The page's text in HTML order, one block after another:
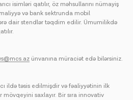
isimləri qatılır, öz məhsullarını nümayiş
və bank sektrunda mobil
dair stendlər təqdim edilir. Ümumilikdə
ünvanına müraciət edə bilərsiniz.
ildə təsis edilmişdir və fəaliyyətinin ilk
saxlayır. Bir sıra innovativ